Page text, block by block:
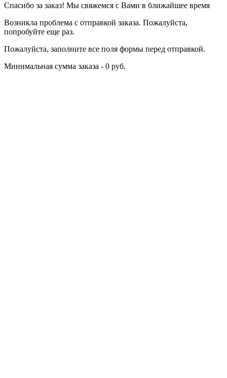
Спасибо за заказ! Мы свяжемся с Вами в ближайшее время
Возникла проблема с отправкой заказа. Пожалуйста,
попробуйте еще раз.
Пожалуйста, заполните все поля формы перед отправкой.
Минимальная сумма заказа - 0 руб.